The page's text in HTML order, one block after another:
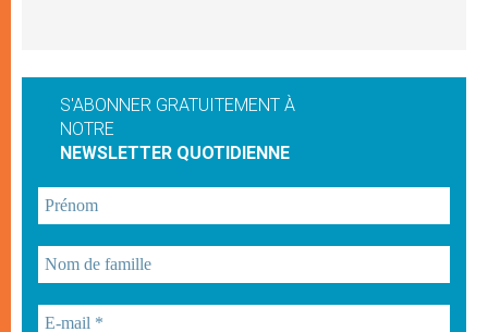
S'ABONNER GRATUITEMENT À
NOTRE
NEWSLETTER QUOTIDIENNE